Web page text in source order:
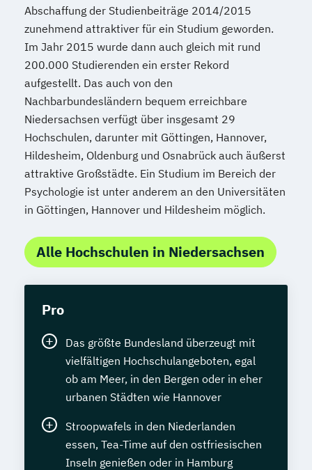
Abschaffung der Studienbeiträge 2014/2015
zunehmend attraktiver für ein Studium geworden.
Im Jahr 2015 wurde dann auch gleich mit rund
200.000 Studierenden ein erster Rekord
aufgestellt. Das auch von den
Nachbarbundesländern bequem erreichbare
Niedersachsen verfügt über insgesamt 29
Hochschulen, darunter mit Göttingen, Hannover,
Hildesheim, Oldenburg und Osnabrück auch äußerst
attraktive Großstädte. Ein Studium im Bereich der
Psychologie ist unter anderem an den Universitäten
in Göttingen, Hannover und Hildesheim möglich.
Alle Hochschulen in Niedersachsen
Pro
Das größte Bundesland überzeugt mit
vielfältigen Hochschulangeboten, egal
ob am Meer, in den Bergen oder in eher
urbanen Städten wie Hannover
Stroopwafels in den Niederlanden
essen, Tea-Time auf den ostfriesischen
Inseln genießen oder in Hamburg